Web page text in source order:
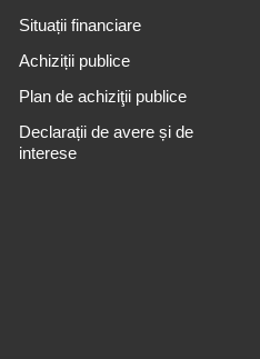
Situații financiare
Achiziții publice
Plan de achiziţii publice
Declarații de avere și de
interese